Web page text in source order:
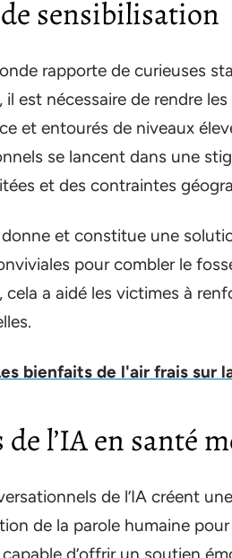
sensibilisation
rapporte de curieuses
il est nécessaire de rendre
et entourés de niveaux
se lancent dans une
et des contraintes
donne et constitue une
pour combler le
cela a aidé les victimes à
bienfaits de l'air frais sur
de l’IA en santé
de l’IA créent
de la parole humaine
d’offrir un soutien